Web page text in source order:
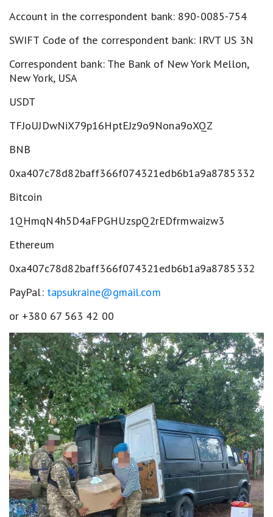
Account in the correspondent bank: 890-0085-754
SWIFT Code of the correspondent bank: IRVT US 3N
Correspondent bank: The Bank of New York Mellon,
New York, USA
USDT
TFJoUJDwNiX79p16HptEJz9o9Nona9oXQZ
BNB
0xa407c78d82baff366f074321edb6b1a9a8785332
Bitcoin
1QHmqN4h5D4aFPGHUzspQ2rEDfrmwaizw3
Ethereum
0xa407c78d82baff366f074321edb6b1a9a8785332
PayPal: tapsukraine@gmail.com
or +380 67 563 42 00